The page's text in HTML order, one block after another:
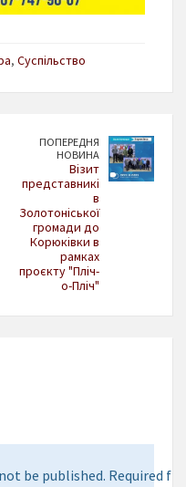
, Суспільство
ПОПЕРЕДНЯ
НОВИНА
Візит
представникі
в
Золотоніської
громади до
Корюківки в
рамках
проєкту "Пліч-
о-Пліч"
be published. Required